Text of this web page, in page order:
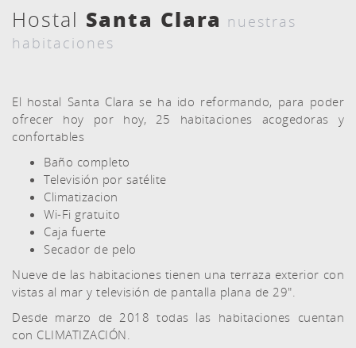
Hostal Santa Clara nuestras
habitaciones
El hostal Santa Clara se ha ido reformando, para poder
ofrecer hoy por hoy, 25 habitaciones acogedoras y
confortables
Baño completo
Televisión por satélite
Climatizacion
Wi-Fi gratuito
Caja fuerte
Secador de pelo
Nueve de las habitaciones tienen una terraza exterior con
vistas al mar y televisión de pantalla plana de 29".
Desde marzo de 2018 todas las habitaciones cuentan
con CLIMATIZACIÓN.